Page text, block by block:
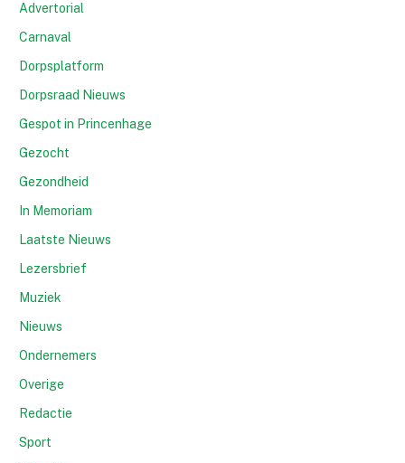
Advertorial
Carnaval
Dorpsplatform
Dorpsraad Nieuws
Gespot in Princenhage
Gezocht
Gezondheid
In Memoriam
Laatste Nieuws
Lezersbrief
Muziek
Nieuws
Ondernemers
Overige
Redactie
Sport